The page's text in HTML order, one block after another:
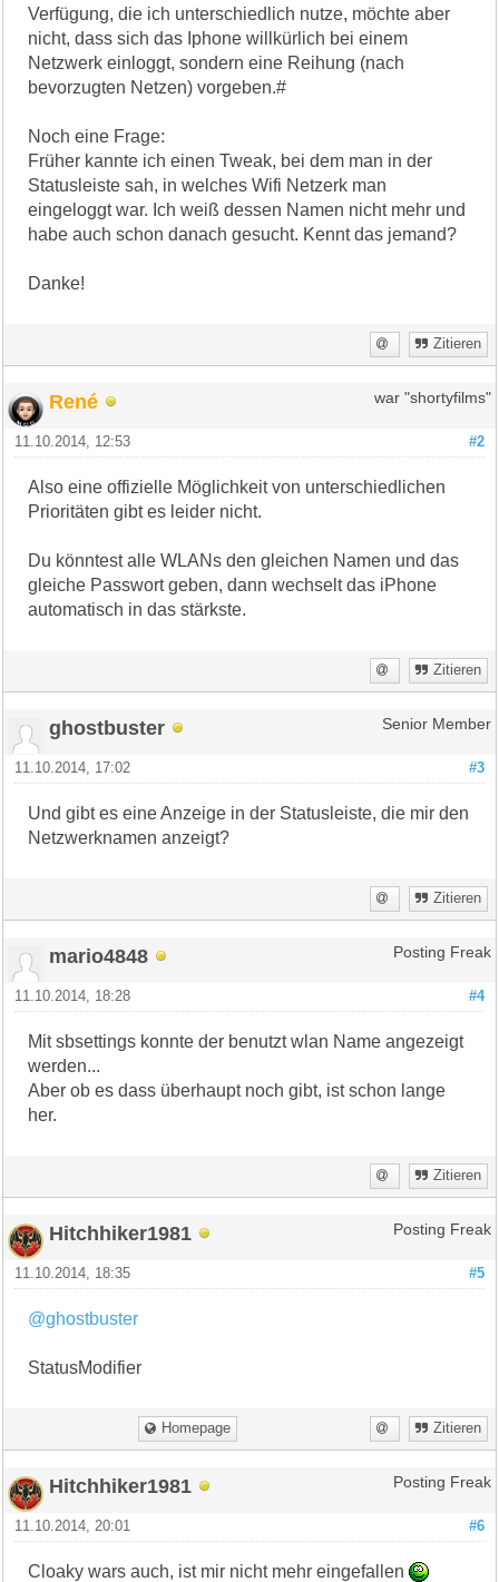
Verfügung, die ich unterschiedlich nutze, möchte aber
nicht, dass sich das Iphone willkürlich bei einem
Netzwerk einloggt, sondern eine Reihung (nach
bevorzugten Netzen) vorgeben.#
Noch eine Frage:
Früher kannte ich einen Tweak, bei dem man in der
Statusleiste sah, in welches Wifi Netzerk man
eingeloggt war. Ich weiß dessen Namen nicht mehr und
habe auch schon danach gesucht. Kennt das jemand?
Danke!
Zitieren
René war "shortyfilms"
#2
11.10.2014, 12:53
Also eine offizielle Möglichkeit von unterschiedlichen
Prioritäten gibt es leider nicht.
Du könntest alle WLANs den gleichen Namen und das
gleiche Passwort geben, dann wechselt das iPhone
automatisch in das stärkste.
Zitieren
ghostbuster Senior Member
#3
11.10.2014, 17:02
Und gibt es eine Anzeige in der Statusleiste, die mir den
Netzwerknamen anzeigt?
Zitieren
mario4848 Posting Freak
#4
11.10.2014, 18:28
Mit sbsettings konnte der benutzt wlan Name angezeigt
werden...
Aber ob es dass überhaupt noch gibt, ist schon lange
her.
Zitieren
Hitchhiker1981 Posting Freak
#5
11.10.2014, 18:35
@ghostbuster
StatusModifier
Homepage Zitieren
Hitchhiker1981 Posting Freak
#6
11.10.2014, 20:01
Cloaky wars auch, ist mir nicht mehr eingefallen